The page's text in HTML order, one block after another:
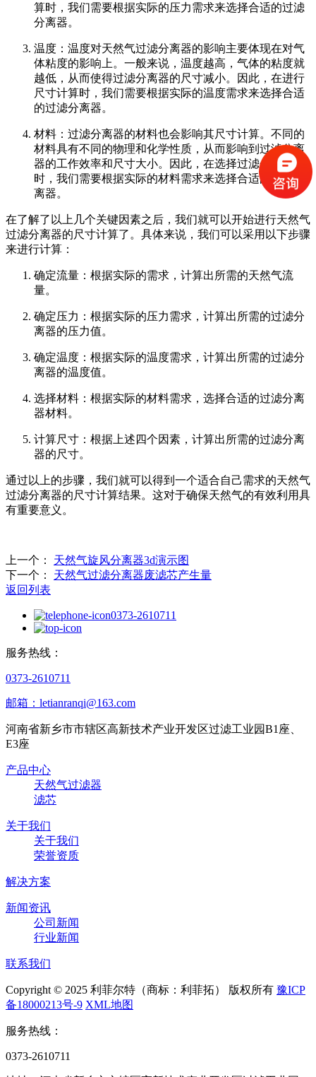
算时，我们需要根据实际的压力需求来选择合适的过滤
分离器。
温度：温度对天然气过滤分离器的影响主要体现在对气
体粘度的影响上。一般来说，温度越高，气体的粘度就
越低，从而使得过滤分离器的尺寸减小。因此，在进行
尺寸计算时，我们需要根据实际的温度需求来选择合适
的过滤分离器。
材料：过滤分离器的材料也会影响其尺寸计算。不同的
材料具有不同的物理和化学性质，从而影响到过滤分离
器的工作效率和尺寸大小。因此，在选择过滤分离器
时，我们需要根据实际的材料需求来选择合适的过滤分
离器。
在了解了以上几个关键因素之后，我们就可以开始进行天然气
过滤分离器的尺寸计算了。具体来说，我们可以采用以下步骤
来进行计算：
确定流量：根据实际的需求，计算出所需的天然气流
量。
确定压力：根据实际的压力需求，计算出所需的过滤分
离器的压力值。
确定温度：根据实际的温度需求，计算出所需的过滤分
离器的温度值。
选择材料：根据实际的材料需求，选择合适的过滤分离
器材料。
计算尺寸：根据上述四个因素，计算出所需的过滤分离
器的尺寸。
通过以上的步骤，我们就可以得到一个适合自己需求的天然气
过滤分离器的尺寸计算结果。这对于确保天然气的有效利用具
有重要意义。
上一个：
天然气旋风分离器3d演示图
下一个：
天然气过滤分离器废滤芯产生量
返回列表
0373-2610711
服务热线：
0373-2610711
邮箱：letianranqi@163.com
河南省新乡市市辖区高新技术产业开发区过滤工业园B1座、
E3座
产品中心
天然气过滤器
滤芯
关于我们
关于我们
荣誉资质
解决方案
新闻资讯
公司新闻
行业新闻
联系我们
Copyright © 2025 利菲尔特（商标：利菲拓） 版权所有 豫ICP
备18000213号-9 XML地图
服务热线：
0373-2610711